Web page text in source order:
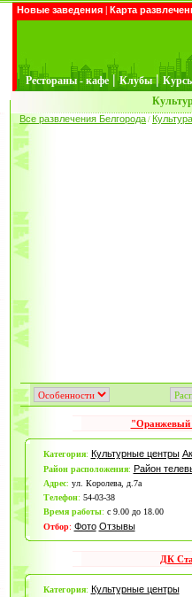
Новые заведения | Карта
Рестораны - кафе | Клубы |
Все развлечения Белгорода / Культура
"Оранжевый
Категория: Культурные центры
Район расположения: Район
Адрес: ул. Королева, д.7а
Телефон: 54-03-38
Время работы: с 9.00 до 18.00
Отбор: Фото Отзывы
ДК
Категория: Культурные центры